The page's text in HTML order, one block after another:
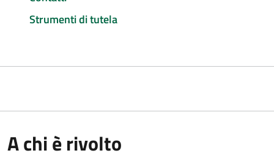
Strumenti di tutela
A chi è rivolto